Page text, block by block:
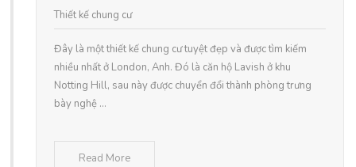
Thiết kế chung cư
Đây là một thiết kế chung cư tuyệt đẹp và được tìm kiếm
nhiều nhất ở London, Anh. Đó là căn hộ Lavish ở khu
Notting Hill, sau này được chuyển đổi thành phòng trưng
bày nghệ ...
Read More